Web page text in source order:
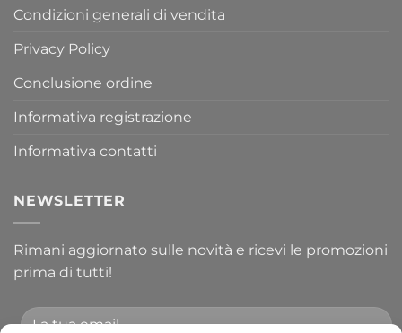
Condizioni generali di vendita
Privacy Policy
Conclusione ordine
Informativa registrazione
Informativa contatti
NEWSLETTER
Rimani aggiornato sulle novità e ricevi le promozioni
prima di tutti!